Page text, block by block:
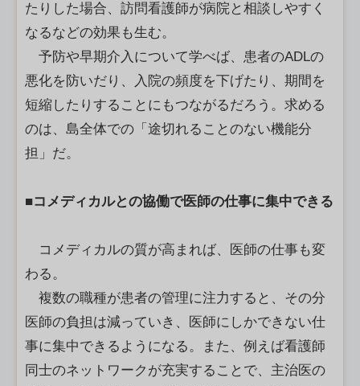
たりした場合、訪問看護師が病院と相談しやすく
なるなどの効果も生む。
予防や早期介入について学べば、患者のADLの
悪化を防いだり、入院の頻度を下げたり、期間を
短縮したりすることにもつながるだろう。求める
のは、島全体での「途切れることのない機能分
担」だ。
■コメディカルとの協働で医師の仕事に集中できる
コメディカルの質が高まれば、医師の仕事も変
わる。
複数の職種が患者の管理に注力すると、その分
医師の負担は減っていき、医師にしかできない仕
事に集中できるようになる。また、例えば看護師
同士のネットワークが充実することで、主治医の